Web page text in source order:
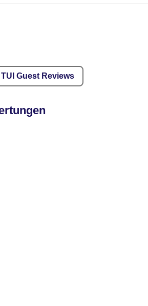
TUI Guest Reviews